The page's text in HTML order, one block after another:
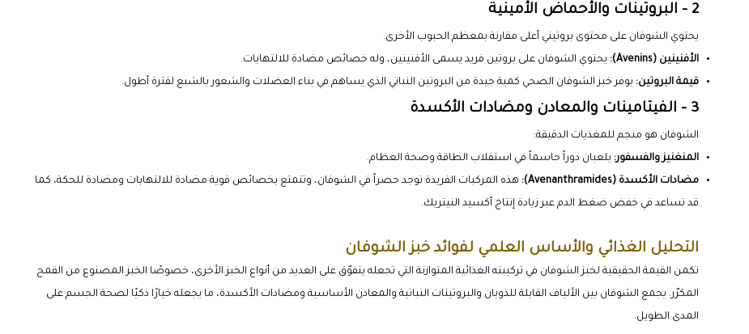
2 - البروتينات والأحماض الأمينية
يحتوي الشوفان على محتوى بروتيني أعلى مقارنة بمعظم الحبوب الأخرى.
الأفنينين (Avenins):
يحتوي الشوفان على بروتين فريد يسمى الأفنينين، وله خصائص مضادة للالتهابات.
قيمة البروتين: يوفر خبز الشوفان الصحي كمية جيدة من البروتين النباتي الذي يساهم في بناء العضلات والشعور بالشبع لفترة أطول.
3 - الفيتامينات والمعادن ومضادات الأكسدة
الشوفان هو منجم للمغذيات الدقيقة:
المنغنيز والفسفور: يلعبان دوراً حاسماً في استقلاب الطاقة وصحة العظام.
مضادات الأكسدة (Avenanthramides):
هذه المركبات الفريدة توجد حصراً في الشوفان، وتتمتع بخصائص قوية مضادة للالتهابات ومضادة للحكة، كما
قد تساعد في خفض ضغط الدم عبر زيادة إنتاج أكسيد النيتريك.
التحليل الغذائي والأساس العلمي لفوائد خبز الشوفان
تكمن القيمة الحقيقية لخبز الشوفان في تركيبته الغذائية المتوازنة التي تجعله يتفوّق على العديد من أنواع الخبز الأخرى، خصوصًا الخبز المصنوع من القمح
المكرّر. يجمع الشوفان بين الألياف القابلة للذوبان والبروتينات النباتية والمعادن الأساسية ومضادات الأكسدة، ما يجعله خيارًا ذكيًا لصحة الجسم على
المدى الطويل.